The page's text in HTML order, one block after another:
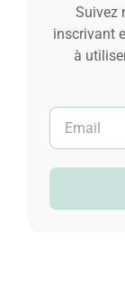
Suivez
inscrivant
à